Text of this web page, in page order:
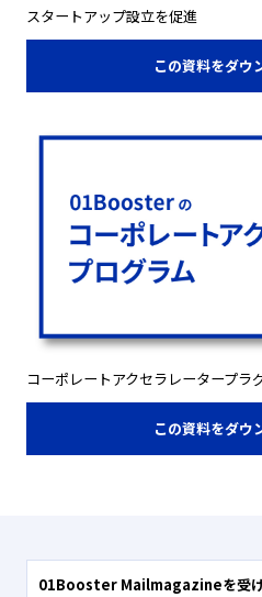
スタートアップ設立を促進
この資料をダウ
コーポレートアクセラレータープラ
この資料をダウ
01Booster Mailmagazineを受